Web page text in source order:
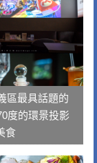
區最具話題的
度的環景投影
食